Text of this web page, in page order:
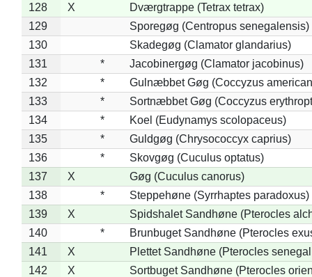
128
X
Dværgtrappe (Tetrax tetrax)
129
Sporegøg (Centropus senegalensis)
130
Skadegøg (Clamator glandarius)
131
*
Jacobinergøg (Clamator jacobinus)
132
*
Gulnæbbet Gøg (Coccyzus
133
*
Sortnæbbet Gøg (Coccyzus
134
*
Koel (Eudynamys scolopaceus)
135
*
Guldgøg (Chrysococcyx caprius)
136
*
Skovgøg (Cuculus optatus)
137
X
Gøg (Cuculus canorus)
138
*
Steppehøne (Syrrhaptes paradoxus)
139
X
Spidshalet Sandhøne (Pterocles
140
*
Brunbuget Sandhøne (Pterocles
141
X
Plettet Sandhøne (Pterocles
142
X
Sortbuget Sandhøne (Pterocles